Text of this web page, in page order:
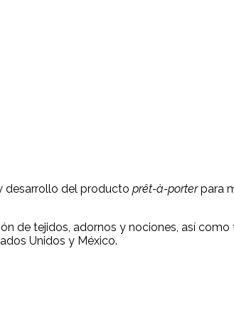
desarrollo del producto prêt-à-porterpara
de tejidos, adornos y nociones, así
Unidos y México.